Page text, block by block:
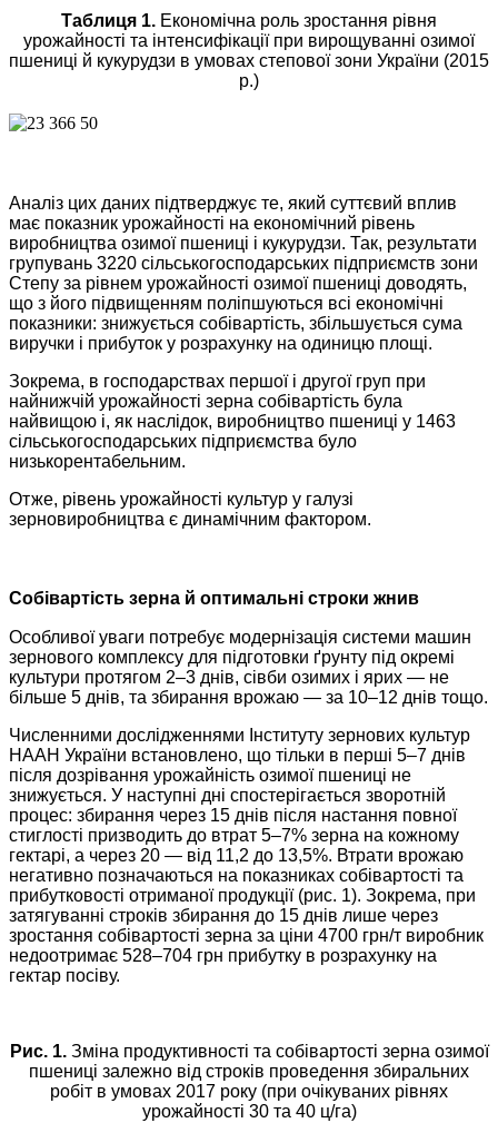
Таблиця 1. Економічна роль зростання рівня
урожайності та інтенсифікації при вирощуванні озимої
пшениці й кукурудзи в умовах степової зони України (2015
р.)
Аналіз цих даних підтверджує те, який суттєвий вплив
має показник урожайності на економічний рівень
виробництва озимої пшениці і кукурудзи. Так, результати
групувань 3220 сільськогосподарських підприємств зони
Степу за рівнем урожайності озимої пшениці доводять,
що з його підвищенням поліпшуються всі економічні
показники: знижується собівартість, збільшується сума
виручки і прибуток у розрахунку на одиницю площі.
Зокрема, в господарствах першої і другої груп при
найнижчій урожайності зерна собівартість була
найвищою і, як наслідок, виробництво пшениці у 1463
сільськогосподарських підприємства було
низькорентабельним.
Отже, рівень урожайності культур у галузі
зерновиробництва є динамічним фактором.
Собівартість зерна й оптимальні строки жнив
Особливої уваги потребує модернізація системи машин
зернового комплексу для підготовки ґрунту під окремі
культури протягом 2–3 днів, сівби озимих і ярих — не
більше 5 днів, та збирання врожаю — за 10–12 днів тощо.
Численними дослідженнями Інституту зернових культур
НААН України встановлено, що тільки в перші 5–7 днів
після дозрівання урожайність озимої пшениці не
знижується. У наступні дні спостерігається зворотній
процес: збирання через 15 днів після настання повної
стиглості призводить до втрат 5–7% зерна на кожному
гектарі, а через 20 — від 11,2 до 13,5%. Втрати врожаю
негативно позначаються на показниках собівартості та
прибутковості отриманої продукції (рис. 1). Зокрема, при
затягуванні строків збирання до 15 днів лише через
зростання собівартості зерна за ціни 4700 ­грн/т виробник
недоотримає 528–704 грн прибутку в розрахунку на
гектар посіву.
Рис. 1.Зміна продуктивності та собівартості зерна озимої
пшениці залежно від строків проведення збиральних
робіт в умовах 2017 року (при очікуваних рівнях
урожайності 30 та 40 ц/га)